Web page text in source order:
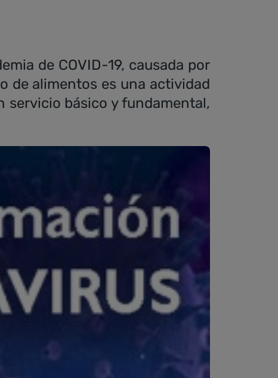
de COVID-19, causada por
de alimentos es una actividad
servicio básico y fundamental,